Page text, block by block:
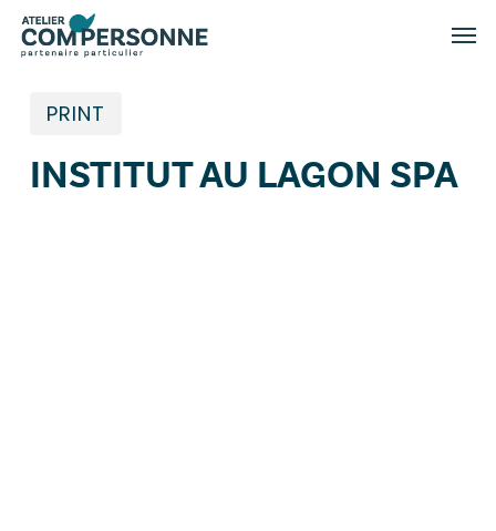
Skip
to
main
PRINT
INSTITUT AU LAGON SPA